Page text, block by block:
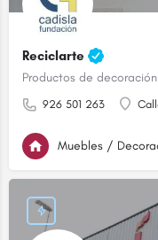
Reciclarte
926 501 263
Muebles /